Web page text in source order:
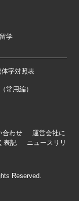
学
体字対照表
常用編）
合わせ
運営会社に
表記
ニュースリリ
Reserved.